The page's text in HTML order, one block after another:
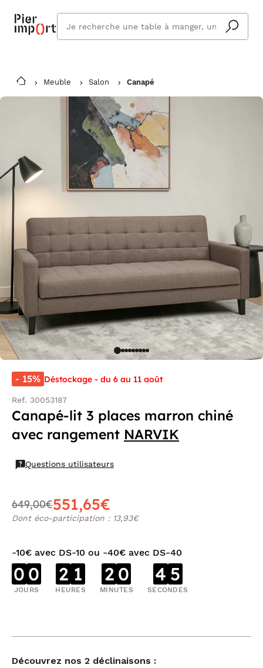
cherchez
vous ?
Meuble Salon Canapé
- 15% Déstockage - du 6 au 11 août
Ref. 30053187
Canapé-lit 3 places marron chiné
avec rangement NARVIK
Questions utilisateurs
649,00€551,65€
Dont éco-participation : 13,93€
-10€ avec DS-10 ou -40€ avec DS-40
0 0
JOURS
2 1
HEURES
2 0
MINUTES
4 5
SECONDES
Découvrez nos 2 déclinaisons :